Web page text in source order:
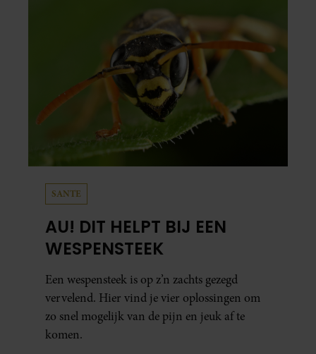
SANTE
AU! DIT HELPT BIJ EEN
WESPENSTEEK
Een wespensteek is op z’n zachts gezegd
vervelend. Hier vind je vier oplossingen om
zo snel mogelijk van de pijn en jeuk af te
komen.